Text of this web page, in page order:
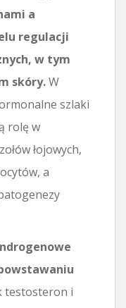
a
regulacji
w tym
skóry.W
szlaki
rolę w
łojowych,
a
testosteron i